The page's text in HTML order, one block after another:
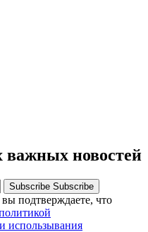
важных новостей
Subscribe Subscribe
подтверждаете, что
использывания